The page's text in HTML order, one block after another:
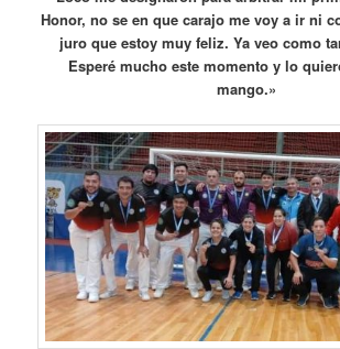
Honor, no se en que carajo me voy a ir ni
juro que estoy muy feliz. Ya veo como
Esperé mucho este momento y lo
mango.»